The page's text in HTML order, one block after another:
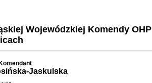
Wojewódzkiej Komendy OHP
Jaskulska